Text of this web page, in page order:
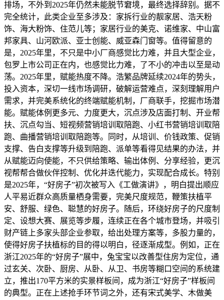
排场，不外到2025年仍然未能脱节窘境，最终选择辞别。据不
完全统计，此类企业至多涉及：家拆行业的靓家居、浩天粉
饰、海大粉饰、住范儿等；家居行业的美克、诺维家、中山富
邦家具、山河欧派、亚士创能、威亚森门窗等。值得留意的
是，2025年里，不只是中小厂商感觉比力难，并且大型企业，
包罗上市公司正在内，也感觉比力难，了不小的冲击以至是动
荡。2025年里，赋能热度不降。浩繁品牌延续2024年的势头，
投入资本，深切一线市场调研，破解运营难点，深刻理解用户
需求，并完美系统化的终端赋能机制，厂商联手，挖掘市场潜
能。赋能体例更多元、力度更大，沉点涉及店面打制、开业帮
扶、沉点勾当、短视频营销培训取陪跑、小红书营销培训取陪
跑、曲播营销培训取陪跑等。同时，从培训、价钱政策、促销
支撑、告白支撑等升级到陪跑、派单等看得见结果的办法，并
从赋能迈向使能，不只供给策略、输出体例、分享经验，更沉
视帮帮合做伙伴控制、优化并迭代能力，实现配合成长。特别
是2025年，“好房子”初次被写入《工做演讲》，明白提出顺应
人平易近群众高质量栖身需要，完美尺度规范，鞭策扶植平
安、舒服、绿色、聪慧的好房子。随后，环绕好房子的尺度制
定、设想大赛、展览等步履，连续正在各个城市登场，并吸引
财产链上多家头部企业参取，给出处理方案等，多股力量的，
使得好房子扶植标的目的得以明白，径逐渐成型。例如，正在
浙江2025年的“好房子”展中，兔宝宝以改善型住房为定位，通
过玄关、次卧、厨房、从卧、从卫、书房等糊口空间的系统建
立，推出170平方米的实景样板间，成为浙江“好房子”样板间
的典型。正在上述抢手环节词之外，还有宋式美学、木做美